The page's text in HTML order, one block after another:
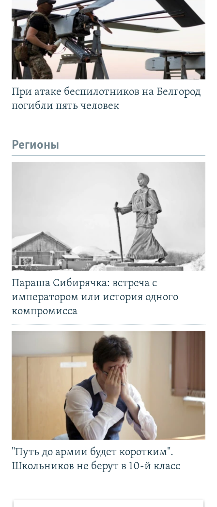
При атаке беспилотников на Белгород
погибли пять человек
Регионы
Параша Сибирячка: встреча с
императором или история одного
компромисса
"Путь до армии будет коротким".
Школьников не берут в 10-й класс